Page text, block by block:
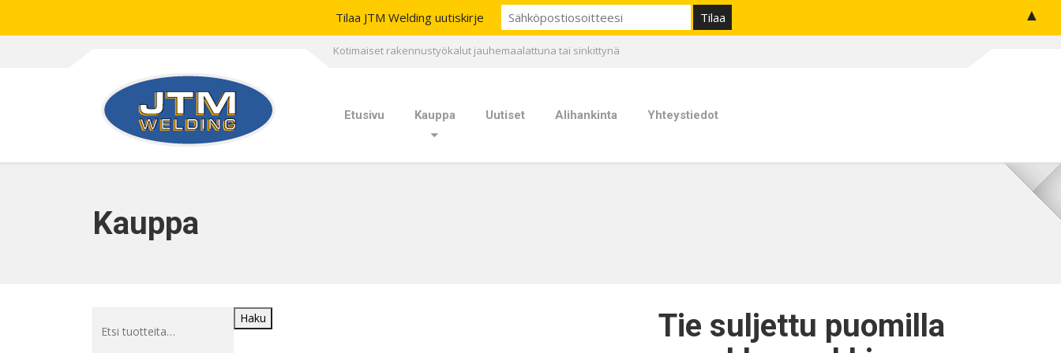
Kotimaiset rakennustyökalut jauhemaalattuna tai sinkittynä
Etusivu Kauppa Uutiset Alihankinta Yhteystiedot
Kauppa
Tie suljettu puomilla
Haku
Tilaa JTM Welding uutiskirje ▲